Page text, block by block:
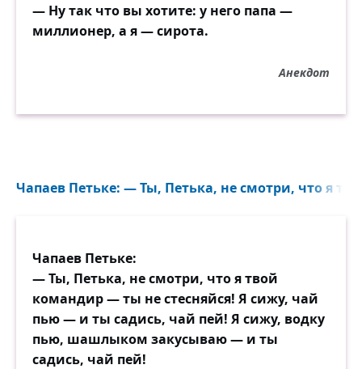
— Ну так что вы хотите: у него папа —
миллионер, а я — сирота.
Анекдот
Чапаев Петьке: — Ты, Петька, не смотри, что я
Чапаев Петьке:
— Ты, Петька, не смотри, что я твой
командир — ты не стесняйся! Я сижу, чай
пью — и ты садись, чай пей! Я сижу, водку
пью, шашлыком закусываю — и ты
садись, чай пей!